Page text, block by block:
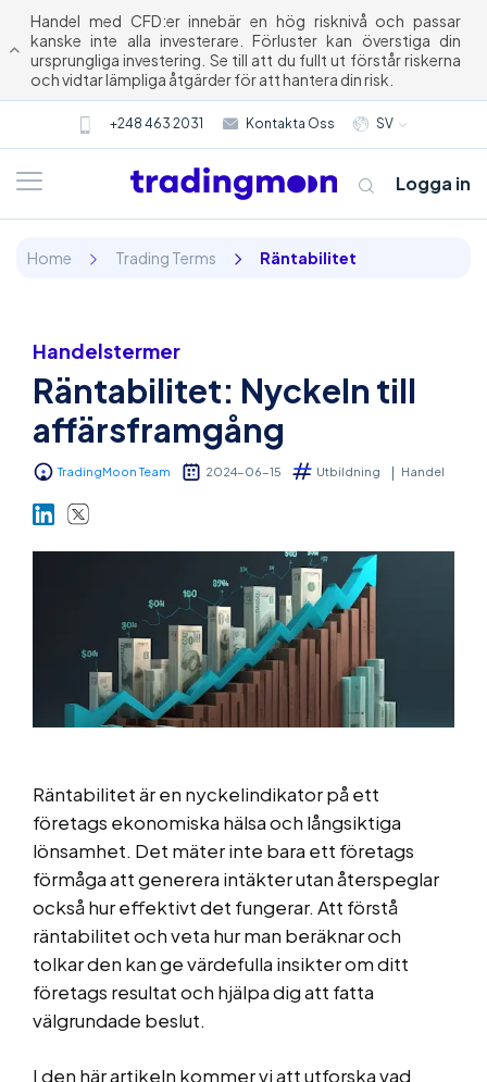
Handel med CFD:er innebär en hög risknivå och passar
kanske inte alla investerare. Förluster kan överstiga din
ursprungliga investering. Se till att du fullt ut förstår riskerna
och vidtar lämpliga åtgärder för att hantera din risk.
+248 463 2031 Kontakta Oss SV
Om oss
Trading
Marknader
Information
Logga in
Home Trading Terms Räntabilitet
Handelstermer
Räntabilitet: Nyckeln till
affärsframgång
TradingMoon Team 2024-06-15 Utbildning Handel
Räntabilitet är en nyckelindikator på ett
företags ekonomiska hälsa och långsiktiga
lönsamhet. Det mäter inte bara ett företags
förmåga att generera intäkter utan återspeglar
också hur effektivt det fungerar. Att förstå
räntabilitet och veta hur man beräknar och
tolkar den kan ge värdefulla insikter om ditt
företags resultat och hjälpa dig att fatta
välgrundade beslut.
I den här artikeln kommer vi att utforska vad